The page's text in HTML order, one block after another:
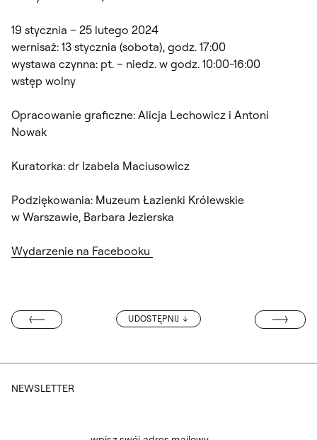
19 stycznia – 25 lutego 2024
wernisaż: 13 stycznia (sobota), godz. 17:00
wystawa czynna: pt. – niedz. w godz. 10:00-16:00
wstęp wolny
Opracowanie graficzne: Alicja Lechowicz i Antoni
Nowak
Kuratorka: dr Izabela Maciusowicz
Podziękowania: Muzeum Łazienki Królewskie
w Warszawie, Barbara Jezierska
Wydarzenie na Facebooku
UDOSTĘPNIJ
MEMORY”
WYSTAWA
NEWSLETTER